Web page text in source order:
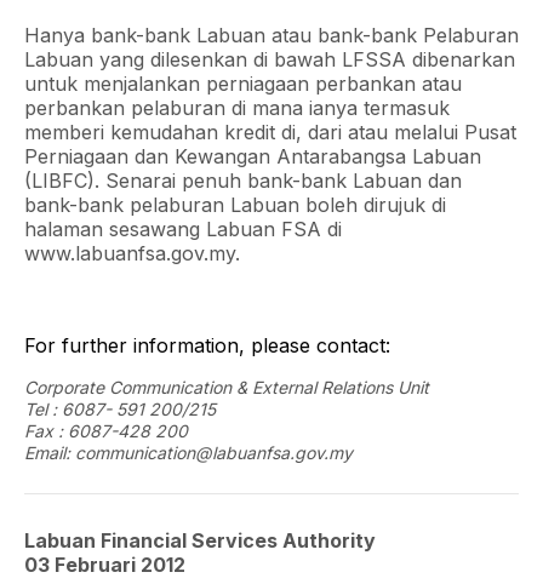
Hanya bank-bank Labuan atau bank-bank Pelaburan
Labuan yang dilesenkan di bawah LFSSA dibenarkan
untuk menjalankan perniagaan perbankan atau
perbankan pelaburan di mana ianya termasuk
memberi kemudahan kredit di, dari atau melalui Pusat
Perniagaan dan Kewangan Antarabangsa Labuan
(LIBFC). Senarai penuh bank-bank Labuan dan
bank-bank pelaburan Labuan boleh dirujuk di
halaman sesawang Labuan FSA di
www.labuanfsa.gov.my.
For further information, please contact:
Corporate Communication & External Relations Unit
Tel : 6087- 591 200/215
Fax : 6087-428 200
Email: communication@labuanfsa.gov.my
Labuan Financial Services Authority
03 Februari 2012